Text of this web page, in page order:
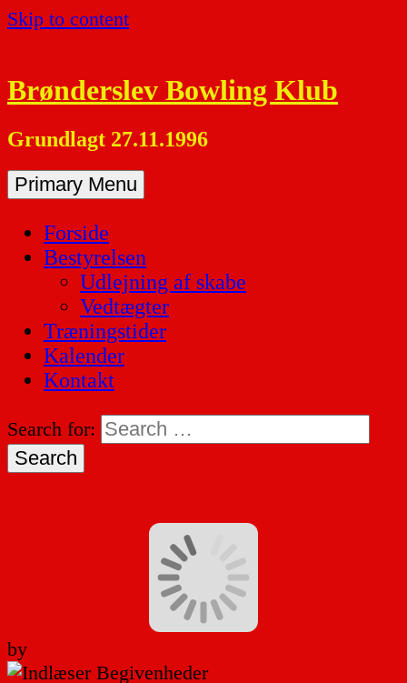
Skip to content
Brønderslev Bowling Klub
Grundlagt 27.11.1996
Primary Menu
Forside
Bestyrelsen
Udlejning af skabe
Vedtægter
Træningstider
Kalender
Kontakt
Search for:
by